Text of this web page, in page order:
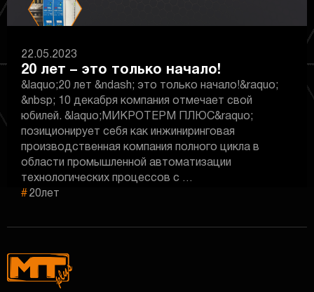
22.05.2023
20 лет – это только начало!
&laquo;20 лет &ndash; это только начало!&raquo;
&nbsp; 10 декабря компания отмечает свой
юбилей. &laquo;МИКРОТЕРМ ПЛЮС&raquo;
позиционирует себя как инжиниринговая
производственная компания полного цикла в
области промышленной автоматизации
технологических процессов с …
20лет